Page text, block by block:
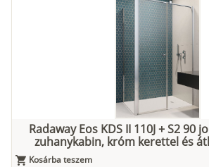
Radaway Eos KDS II 110J + S2 90
zuhanykabin, króm kerettel és
Kosárba teszem